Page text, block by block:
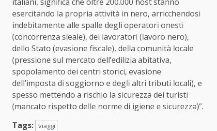
esercitando la propria attività in nero, arricchendosi
indebitamente alle spalle degli operatori onesti
(concorrenza sleale), dei lavoratori (lavoro nero),
dello Stato (evasione fiscale), della comunità locale
(pressione sul mercato dell’edilizia abitativa,
spopolamento dei centri storici, evasione
dell’imposta di soggiorno e degli altri tributi locali), e
spesso mettendo a rischio la sicurezza dei turisti
(mancato rispetto delle norme di igiene e sicurezza)”.
Tags: viaggi